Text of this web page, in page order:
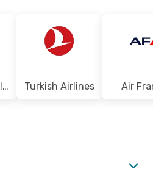
Thai Airways International Turkish Airlines Air